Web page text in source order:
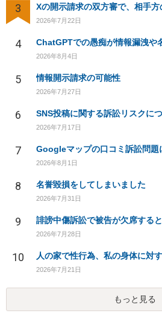
3
2026年7月22日
4
2026年8月4日
5 情報開示請求の可能性
2026年7月27日
6 SNS投稿に関する訴訟リスクに
2026年7月17日
7 Googleマップの口コミ訴訟問題
2026年8月1日
8 名誉毀損をしてしまいました
2026年7月31日
9 誹謗中傷訴訟で被告が欠席する
2026年7月28日
10
2026年7月21日
もっと見る